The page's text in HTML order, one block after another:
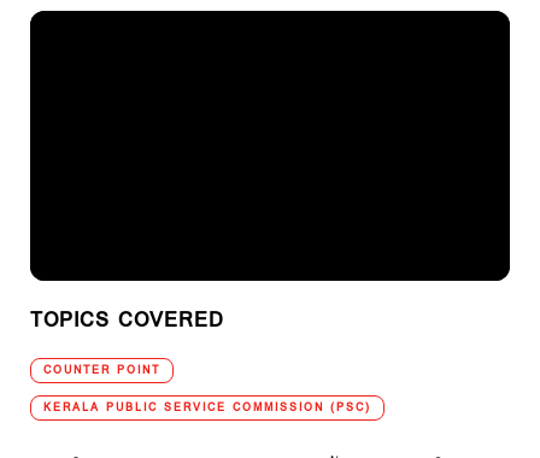
TOPICS COVERED
COUNTER POINT
KERALA PUBLIC SERVICE COMMISSION (PSC)